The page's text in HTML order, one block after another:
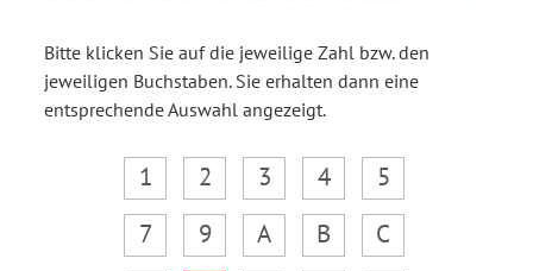
Bitte klicken Sie auf die jeweilige Zahl bzw. den
jeweiligen Buchstaben. Sie erhalten dann eine
entsprechende Auswahl angezeigt.
1 2 3 4
5
7
9 A B
C